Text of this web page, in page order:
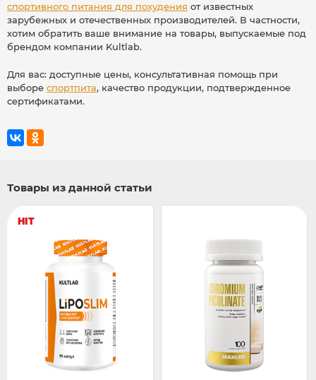
спортивного питания для похудения от известных
зарубежных и отечественных производителей. В частности,
хотим обратить ваше внимание на товары, выпускаемые под
брендом компании Kultlab.
Для вас: доступные цены, консультативная помощь при
выборе спортпита, качество продукции, подтвержденное
сертификатами.
Товары из данной статьи
HIT